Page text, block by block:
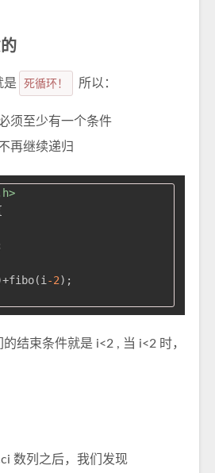
是 死循环！ 所以：
须至少有一个条件
再继续递归
-2);
结束条件就是 i<2 , 当 i<2 时，
数列之后，我们发现